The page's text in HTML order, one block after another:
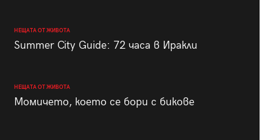
НЕЩАТА ОТ ЖИВОТА
Summer City Guide: 72 часа в Иракли
НЕЩАТА ОТ ЖИВОТА
Момичето, което се бори с бикове